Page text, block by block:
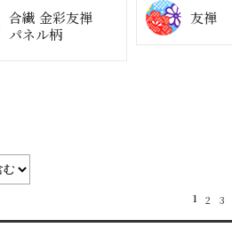
合繊 金彩友禅
パネル柄
友禅
1 2 3